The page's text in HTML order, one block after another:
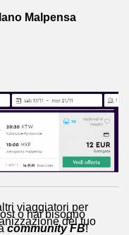
Malpensa
viaggiatori per
o hai bisogno
del tuo
community FB!